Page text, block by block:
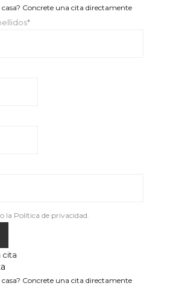
casa? Concrete una cita directamente
la Política de privacidad.
cita
casa? Concrete una cita directamente